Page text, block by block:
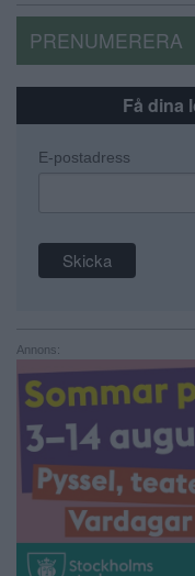
PRENUMERERA
Få dina
E-postadress
Annons: